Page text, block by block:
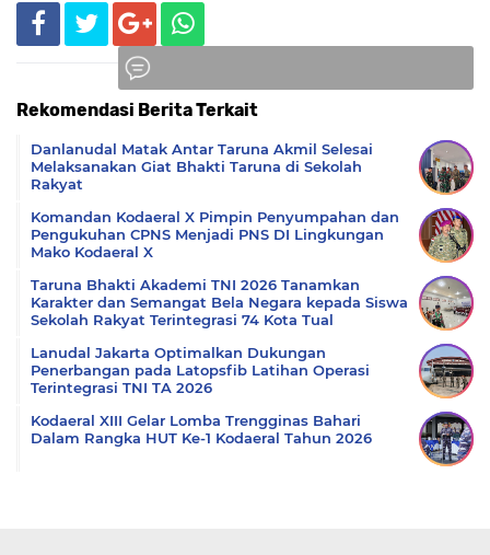
Rekomendasi Berita Terkait
Danlanudal Matak Antar Taruna Akmil Selesai
Melaksanakan Giat Bhakti Taruna di Sekolah
Rakyat
Komandan Kodaeral X Pimpin Penyumpahan dan
Pengukuhan CPNS Menjadi PNS DI Lingkungan
Mako Kodaeral X
Taruna Bhakti Akademi TNI 2026 Tanamkan
Karakter dan Semangat Bela Negara kepada Siswa
Sekolah Rakyat Terintegrasi 74 Kota Tual
Lanudal Jakarta Optimalkan Dukungan
Penerbangan pada Latopsfib Latihan Operasi
Terintegrasi TNI TA 2026
Kodaeral XIII Gelar Lomba Trengginas Bahari
Dalam Rangka HUT Ke-1 Kodaeral Tahun 2026